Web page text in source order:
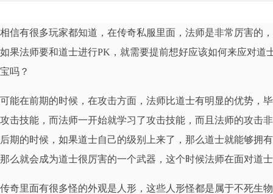
相信有很多玩家都知道，在传奇私服里面，法师是非常厉害的
如果法师要和道士进行PK，就需要提前想好应该如何来应对道
宝吗？
可能在前期的时候，在攻击方面，法师比道士有明显的优势，
攻击技能，而法师一开始就学习了攻击技能，而且法师的攻击
后期的时候，如果道士自己的级别上来了，那么道士就能够拥
那么就会成为道士很厉害的一个武器，这个时候法师在面对道
传奇里面有很多怪的外观是人形，这些人形怪都是属于不死生